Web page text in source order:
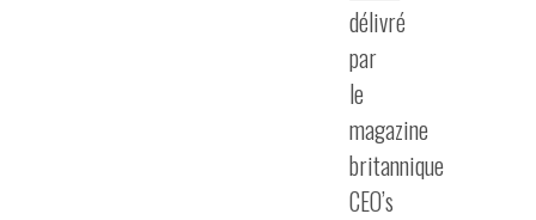
délivré
par
le
magazine
britannique
CEO’s